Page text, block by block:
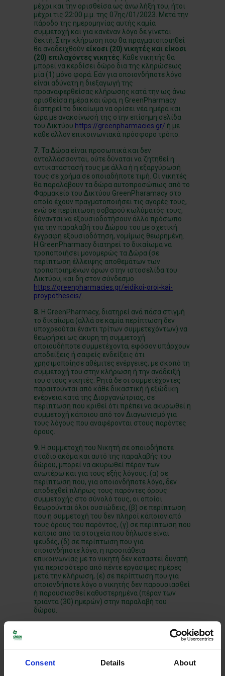
Consent Details About
μέχρι και την ορισθείσα ως άνω λήξη του, ήτοι
μέχρι τις 22:00 μ.μ. της 07ης/01/2023. Μετά την
πάροδο της ημερομηνίας αυτής καμία
συμμετοχή και για κανέναν λόγο δε γίνεται
δεκτή. Στην κλήρωση που θα πραγματοποιηθεί
θα αναδειχθούν είκοσι (20) νικητές και είκοσι
(20) επιλαχόντες νικητές . Κάθε νικητής θα
μπορεί να κερδίσει δώρο δια της κληρώσεως
μία (1) μόνο φορά. Εάν για οποιονδήποτε λόγο
είναι αδύνατη η διεξαγωγή της
προαναφερθείσας κλήρωσης κατά την ως άνω
ορισθείσα ημέρα και ώρα, η GreenPharmacy
διατηρεί το δικαίωμα να ορίσει νέα ημέρα και
ώρα με ανακοίνωσή της στην επίσημη σελίδα
του Δικτύου https://greenpharmacies.gr/ ή με
κάθε άλλον επικοινωνιακά πρόσφορο τρόπο.
7. Τα Δώρα είναι προσωπικά και δεν
ανταλλάσσονται, ούτε δύναται να ζητηθεί η
αντικατάστασή τους με άλλα ή η εξαργύρωσή
τους σε χρήμα σε οποιαδήποτε τιμή. Οι νικητές
θα παραλάβουν τα δώρα αυτοπροσώπως από το
Φαρμακείο του Δικτύου GreenPharamacy στο
οποίο έχουν πραγματοποιήσει τις αγορές τους,
ενώ σε περίπτωση σοβαρού κωλύματός τους,
δύνανται να εξουσιοδοτήσουν άλλο πρόσωπο
για την παραλαβή του Δώρου του με σχετική
έγγραφη εξουσιοδότηση, νομίμως θεωρημένη.
Η GreenPharmacy διατηρεί το δικαίωμα να
τροποποιήσει μονομερώς τα Δώρα (σε
περίπτωση έλλειψης αποθεμάτων των
τροποποιημένων όρων στην ιστοσελίδα του
Δικτύου, και δη στον σύνδεσμο
https://greenpharmacies.gr/eidikoi-oroi-kai-
proypotheseis/
8. Η GreenPharmacy, διατηρεί ανά πάσα στιγμή
το δικαίωμα (αλλά σε καμία περίπτωση δεν
υποχρεούται έναντι τρίτων συμμετεχόντων) να
θεωρήσει ως άκυρη τη συμμετοχή
οποιουδήποτε συμμετέχοντα, εφόσον υπάρχουν
αποδείξεις ή σαφείς ενδείξεις ότι
χρησιμοποίησε αθέμιτες ενέργειες, με σκοπό τη
συμμετοχή του στην κλήρωση ή την ανάδειξή
του στους νικητές. Ρητά δε οι συμμετέχοντες
παραιτούνται από κάθε δικαστική ή εξώδικη
ενέργεια κατά της Διοργανώτριας, σε
περίπτωση που κριθεί ότι πρέπει να ακυρωθεί η
συμμετοχή κάποιου από τον Διαγωνισμό για
τους λόγους που αναφέρονται στους παρόντες
όρους.
9. Η συμμετοχή του Nικητή σε οποιοδήποτε
στάδιο ακόμα και αυτό της παραλαβής του
δώρου, μπορεί να ακυρωθεί πέραν των
ανωτέρω και για τους εξής λόγους: (α) σε
περίπτωση που, για οποιονδήποτε λόγο, δεν
αποδεχθεί πλήρως τους παρόντες όρους
συμμετοχής στο σύνολό τους, οι οποίοι
θεωρούνται όλοι ουσιώδεις, (β) σε περίπτωση
που η συμμετοχή του δεν πληροί κάποιον από
τους όρους του παρόντος, (γ) σε περίπτωση που
κάποιο από τα στοιχεία που δήλωσε είναι
ψευδές, (δ) σε περίπτωση που για
οποιονδήποτε λόγο, η προσπάθεια
επικοινωνίας με το νικητή δεν καταστεί δυνατή
για περισσότερο από πέντε εργάσιμες ημέρες
μετά την κλήρωση, (ε) σε περίπτωση που για
οποιονδήποτε λόγο ο νικητής δεν παρουσιασθεί
ή παρουσιασθεί καθυστερημένα (πέραν των
τριάντα (30) ημερών) στην παραλαβή του
δώρου.
Η ανακοίνωση των ονομάτων των νικητών θα
πραγματοποιηθεί εντός δύο (2) εργάσιμων
ημερών από την κλήρωση και ανάδειξη τους
στην επίσημη σελίδα του Δικτύου